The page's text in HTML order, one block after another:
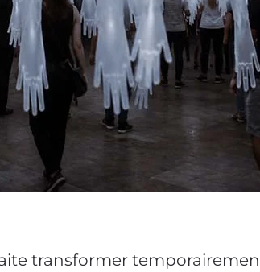
transformer